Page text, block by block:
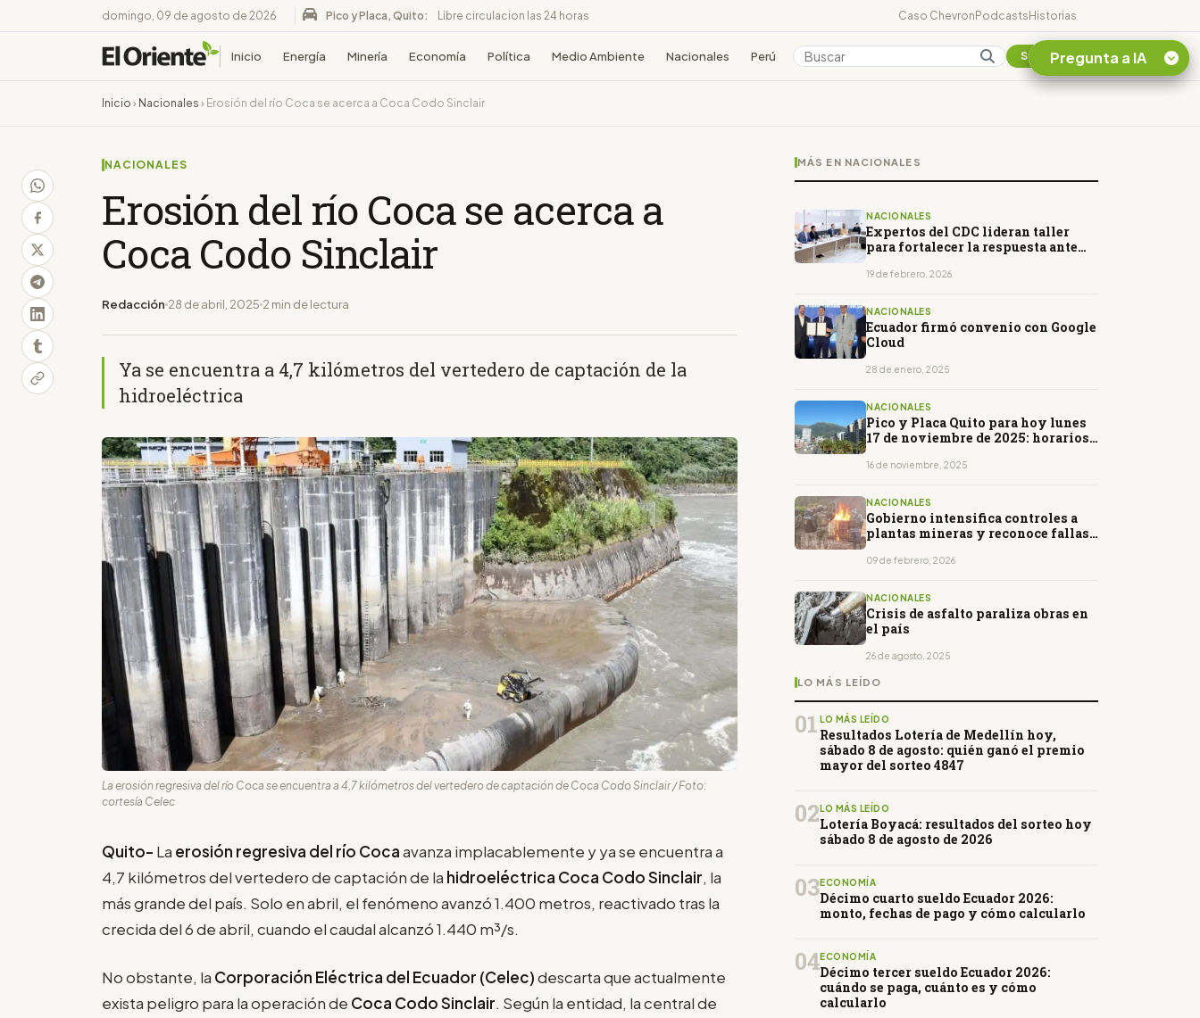
domingo, 09 de agosto de 2026 Pico y Placa, Quito: Libre circulacion las 24 horas Caso ChevronPodcastsHistorias
Inicio Energía Minería Economía Política Medio Ambiente Nacionales Perú Colombia Suscribirse
Inicio › Nacionales › Erosión del río Coca se acerca a Coca Codo Sinclair
NACIONALES
Erosión del río Coca se acerca a
Coca Codo Sinclair
Redacción 28 de abril, 2025 2 min de lectura
Ya se encuentra a 4,7 kilómetros del vertedero de captación de la
hidroeléctrica
La erosión regresiva del río Coca se encuentra a 4,7 kilómetros del vertedero de captación de Coca Codo Sinclair / Foto:
cortesía Celec
Quito- La erosión regresiva del río Cocaavanza implacablemente y ya se encuentra a
4,7 kilómetros del vertedero de captación de la hidroeléctrica Coca Codo Sinclair, la
más grande del país. Solo en abril, el fenómeno avanzó 1.400 metros, reactivado tras la
crecida del 6 de abril, cuando el caudal alcanzó 1.440 m³/s.
No obstante, la Corporación Eléctrica del Ecuador (Celec)descarta que actualmente
exista peligro para la operación de Coca Codo Sinclair. Según la entidad, la central de
MÁS EN NACIONALES
NACIONALES
Expertos del CDC lideran taller
para fortalecer la respuesta ante
19 de febrero, 2026
NACIONALES
Ecuador firmó convenio con Google
Cloud
28 de enero, 2025
NACIONALES
Pico y Placa Quito para hoy lunes
17 de noviembre de 2025: horarios
16 de noviembre, 2025
NACIONALES
Gobierno intensifica controles a
plantas mineras y reconoce fallas
ilegal
09 de febrero, 2026
NACIONALES
Crisis de asfalto paraliza obras en
el país
26 de agosto, 2025
LO MÁS LEÍDO
01 LO MÁS LEÍDO
Resultados Lotería de Medellín hoy,
sábado 8 de agosto: quién ganó el premio
mayor del sorteo 4847
02 LO MÁS LEÍDO
Lotería Boyacá: resultados del sorteo hoy
sábado 8 de agosto de 2026
03ECONOMÍA
Décimo cuarto sueldo Ecuador 2026:
monto, fechas de pago y cómo calcularlo
04ECONOMÍA
Décimo tercer sueldo Ecuador 2026:
cuándo se paga, cuánto es y cómo
calcularlo
Pregunta a IA
¿En que consiste la